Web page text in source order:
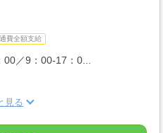
費全額支給
00／9：00-17：0...
見る